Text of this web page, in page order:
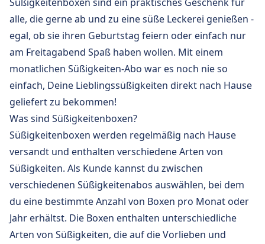
alle, die gerne ab und zu eine süße Leckerei genießen -
egal, ob sie ihren Geburtstag feiern oder einfach nur
am Freitagabend Spaß haben wollen. Mit einem
monatlichen Süßigkeiten-Abo war es noch nie so
einfach, Deine Lieblingssüßigkeiten direkt nach Hause
geliefert zu bekommen!
Was sind Süßigkeitenboxen?
Süßigkeitenboxen werden regelmäßig nach Hause
versandt und enthalten verschiedene Arten von
Süßigkeiten. Als Kunde kannst du zwischen
verschiedenen Süßigkeitenabos auswählen, bei dem
du eine bestimmte Anzahl von Boxen pro Monat oder
Jahr erhältst. Die Boxen enthalten unterschiedliche
Arten von Süßigkeiten, die auf die Vorlieben und